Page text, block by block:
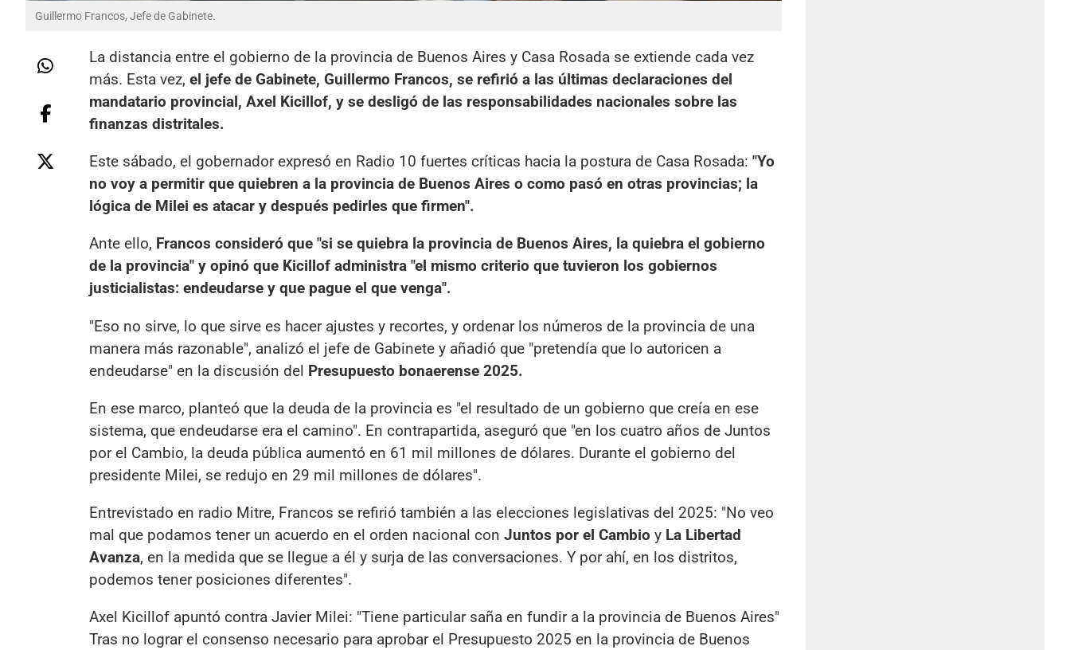
Guillermo Francos, Jefe de Gabinete.
La distancia entre el gobierno de la provincia de Buenos Aires y Casa Rosada se extiende cada vez
más. Esta vez, el jefe de Gabinete, Guillermo Francos, se refirió a las últimas declaraciones del
mandatario provincial, Axel Kicillof, y se desligó de las responsabilidades nacionales sobre las
finanzas distritales.
Este sábado, el gobernador expresó en Radio 10 fuertes críticas hacia la postura de Casa Rosada: "Yo
no voy a permitir que quiebren a la provincia de Buenos Aires o como pasó en otras provincias; la
lógica de Milei es atacar y después pedirles que firmen".
Ante ello, Francos consideró que "si se quiebra la provincia de Buenos Aires, la quiebra el gobierno
de la provincia" y opinó que Kicillof administra "el mismo criterio que tuvieron los gobiernos
justicialistas: endeudarse y que pague el que venga".
"Eso no sirve, lo que sirve es hacer ajustes y recortes, y ordenar los números de la provincia de una
manera más razonable", analizó el jefe de Gabinete y añadió que "pretendía que lo autoricen a
endeudarse" en la discusión del Presupuesto bonaerense 2025.
En ese marco, planteó que la deuda de la provincia es "el resultado de un gobierno que creía en ese
sistema, que endeudarse era el camino". En contrapartida, aseguró que "en los cuatro años de Juntos
por el Cambio, la deuda pública aumentó en 61 mil millones de dólares. Durante el gobierno del
presidente Milei, se redujo en 29 mil millones de dólares".
Entrevistado en radio Mitre, Francos se refirió también a las elecciones legislativas del 2025: "No veo
mal que podamos tener un acuerdo en el orden nacional con Juntos por el Cambio y La Libertad
Avanza, en la medida que se llegue a él y surja de las conversaciones. Y por ahí, en los distritos,
podemos tener posiciones diferentes".
Axel Kicillof apuntó contra Javier Milei: "Tiene particular saña en fundir a la provincia de Buenos Aires"
Tras no lograr el consenso necesario para aprobar el Presupuesto 2025 en la provincia de Buenos